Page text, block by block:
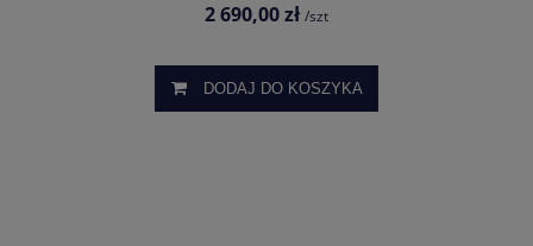
2 690,00 zł /szt
DODAJ DO KOSZYKA